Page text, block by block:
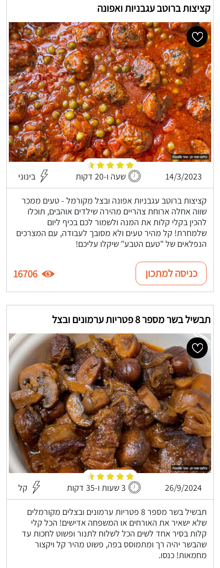
קציצות ברוטב עגבניות ואפונה
14/3/2023 שעה ו-20 דקות בינוני
קציצות ברוטב עגבניות אפונה ובצל מקורמל - טעים ממכר
שווה אחלה ארוחת צהריים מהירה שילדים אוהבים, תוכלו
להכין בקלי קלות את המנה ולשמור לכם בכיף ליום
שלמחרת! קל מהיר טעים ולא מסובך לעבודה, עם המצרכים
הנפלאים של "טעם הטבע" שיקלו עליכם!
כניסה למתכון 16706
תבשיל בשר מספר 8 פטריות ערמונים ובצל
26/9/2024 3 שעות ו-35 דקות קל
תבשיל בשר מספר 8 פטריות ערמונים ובצלים מקורמלים
שלא ישאיר את האורחים או המשפחה אדישים! הכל קלי
קלות בסיר אחד לשים הכל לשלוח לתנור ופשוט לחכות עד
שהבשר יהיה רך ומתמוסס בפה, פשוט מהיר קל ויקצור
מחמאות! כנסו.